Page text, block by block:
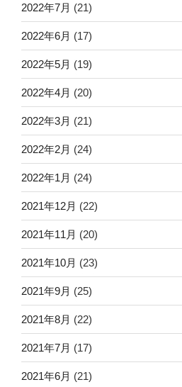
2022年7月 (21)
2022年6月 (17)
2022年5月 (19)
2022年4月 (20)
2022年3月 (21)
2022年2月 (24)
2022年1月 (24)
2021年12月 (22)
2021年11月 (20)
2021年10月 (23)
2021年9月 (25)
2021年8月 (22)
2021年7月 (17)
2021年6月 (21)